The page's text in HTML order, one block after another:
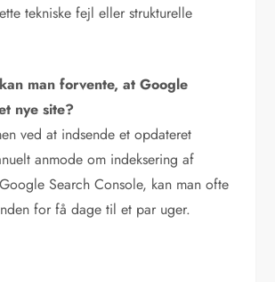
tekniske fejl eller strukturelle
man forvente, at Google
nye site?
ved at indsende et opdateret
anmode om indeksering af
Search Console, kan man ofte
for få dage til et par uger.